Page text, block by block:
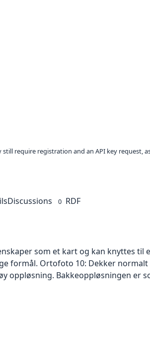
still require registration and an API key request,
Discussions 0 RDF
som et kart og kan knyttes
formål. Ortofoto 10: Dekker
Bakkeoppløsningen er